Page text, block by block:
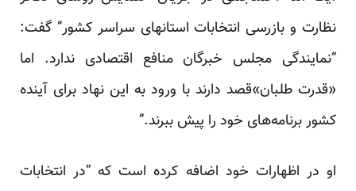
نظارت و بازرسی انتخابات استانهای سراسر کشور” گفت:
“نمایندگی مجلس خبرگان منافع اقتصادی ندارد. اما
«قدرت طلبان»قصد دارند با ورود به این نهاد برای آینده
کشور برنامه‌های خود را پیش ببرند.”
او در اظهارات خود اضافه کرده است که “در انتخابات